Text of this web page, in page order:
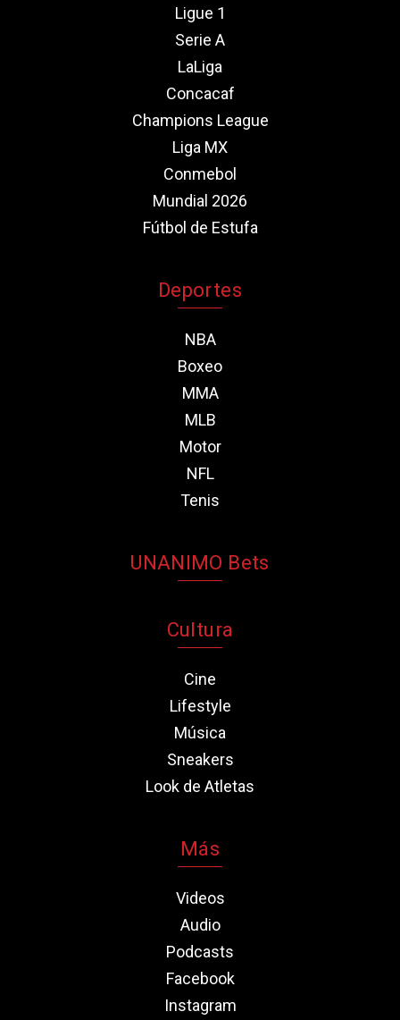
Ligue 1
Serie A
LaLiga
Concacaf
Champions League
Liga MX
Conmebol
Mundial 2026
Fútbol de Estufa
Deportes
NBA
Boxeo
MMA
MLB
Motor
NFL
Tenis
UNANIMO Bets
Cultura
Cine
Lifestyle
Música
Sneakers
Look de Atletas
Más
Videos
Audio
Podcasts
Facebook
Instagram